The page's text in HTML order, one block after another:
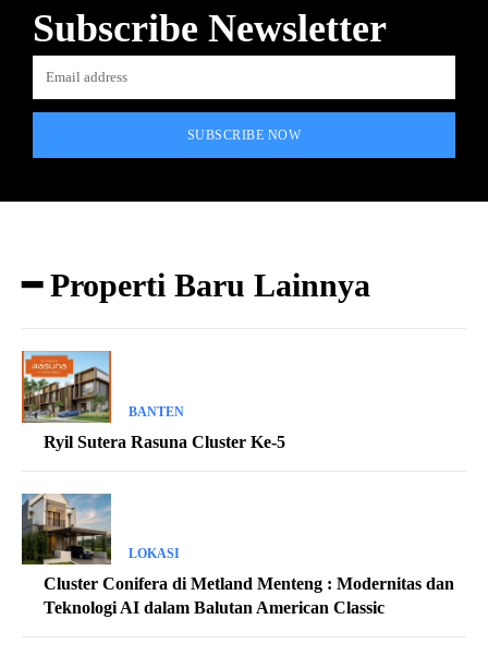
Subscribe Newsletter
SUBSCRIBE NOW
━ Properti Baru Lainnya
BANTEN
Ryil Sutera Rasuna Cluster Ke-5
LOKASI
Cluster Conifera di Metland Menteng : Modernitas dan
Teknologi AI dalam Balutan American Classic